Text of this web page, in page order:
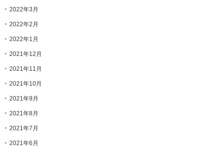
2022年3月
2022年2月
2022年1月
2021年12月
2021年11月
2021年10月
2021年9月
2021年8月
2021年7月
2021年6月